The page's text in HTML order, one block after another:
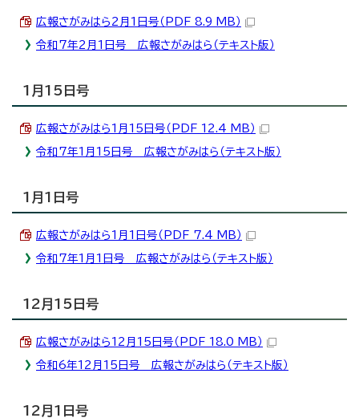
広報さがみはら2月1日号（PDF 8.9 MB）
令和7年2月1日号 広報さがみはら（テキスト版）
1月15日号
広報さがみはら1月15日号（PDF 12.4 MB）
令和7年1月15日号 広報さがみはら（テキスト版）
1月1日号
広報さがみはら1月1日号（PDF 7.4 MB）
令和7年1月1日号 広報さがみはら（テキスト版）
12月15日号
広報さがみはら12月15日号（PDF 18.0 MB）
令和6年12月15日号 広報さがみはら（テキスト版）
12月1日号